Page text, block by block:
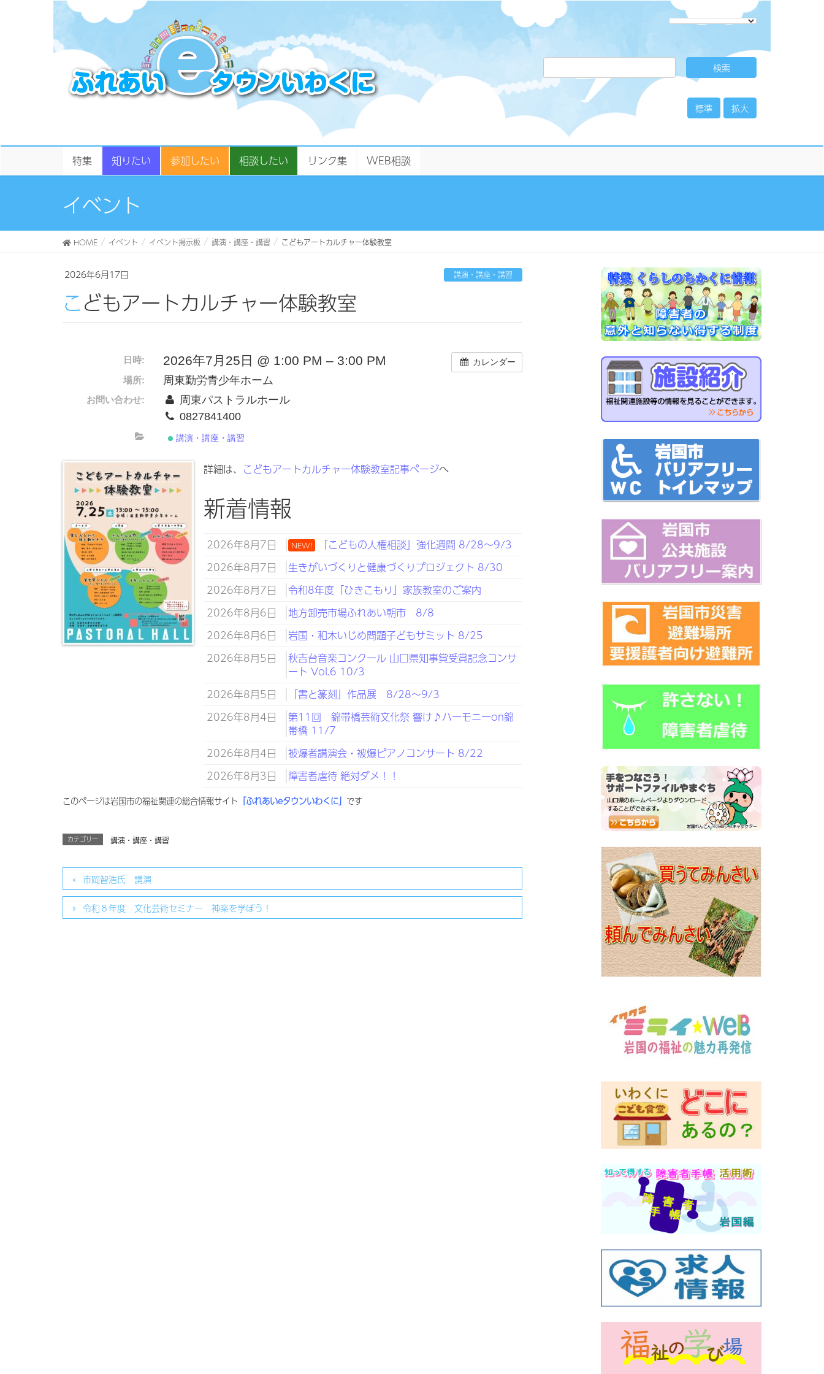
標準 拡大
特集 知りたい 参加したい 相談したい リンク集 WEB相談
イベント
HOME イベント イベント掲示板 講演・講座・講習 こどもアートカルチャー体験教室
2026年6月17日 講演・講座・講習
こどもアートカルチャー体験教室
カレンダー
日時: 2026年7月25日 @ 1:00 PM – 3:00 PM
場所: 周東勤労青少年ホーム
お問い合わせ:
周東パストラルホール
0827841400
講演・講座・講習
詳細は、 こどもアートカルチャー体験教室記事ページへ
新着情報
2026年8月7日 NEW!
「こどもの人権相談」強化週間 8/28～9/3
2026年8月7日
生きがいづくりと健康づくりプロジェクト 8/30
2026年8月7日
令和8年度「ひきこもり」家族教室のご案内
2026年8月6日
地方卸売市場ふれあい朝市 8/8
2026年8月6日
岩国・和木いじめ問題子どもサミット 8/25
2026年8月5日
秋吉台音楽コンクール 山口県知事賞受賞記念コンサ
ート Vol.6 10/3
2026年8月5日
「書と篆刻」作品展 8/28～9/3
2026年8月4日
第11回 錦帯橋芸術文化祭 響け♪ハーモニーon錦
帯橋 11/7
2026年8月4日
被爆者講演会・被爆ピアノコンサート 8/22
2026年8月3日
障害者虐待 絶対ダメ！！
このページは岩国市の福祉関連の総合情報サイト 「ふれあいeタウンいわくに」 です
カテゴリー 講演・講座・講習
市岡智浩氏 講演
令和８年度 文化芸術セミナー 神楽を学ぼう！